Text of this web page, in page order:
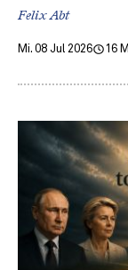
Felix Abt
Mi. 08 Jul 2026 16